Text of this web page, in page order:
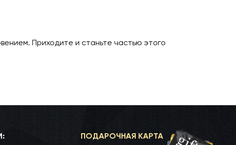
Приходите и станьте частью этого
ПОДАРОЧНАЯ КАРТА